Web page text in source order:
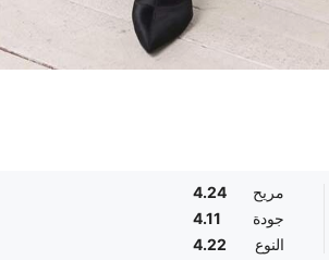
مريح
4.24
جودة
4.11
النوع
4.22